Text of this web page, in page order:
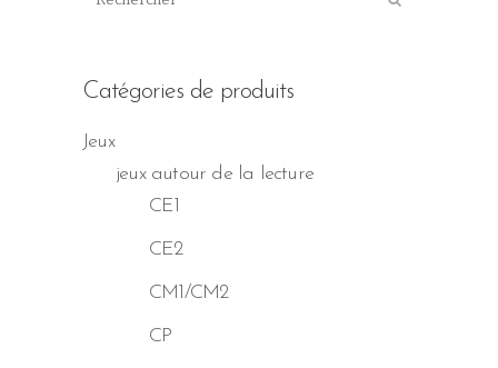
Catégories de produits
Jeux
jeux autour de la lecture
CE1
CE2
CM1/CM2
CP